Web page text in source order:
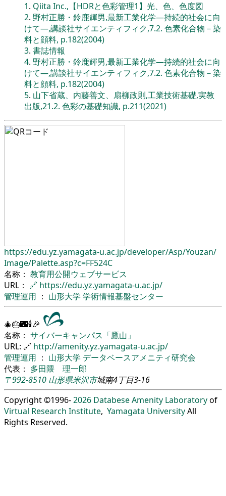
1. Qiita Inc.,【HDRと色彩管理1】光、色、色度図
2. 野村正勝・鈴鹿輝男,最新工業化学―持続的社会に向
けて―,講談社サイエンティフィク,7.2. 色素化合物－染
料と顔料, p.182(2004)
3. 書誌情報
4. 野村正勝・鈴鹿輝男,最新工業化学―持続的社会に向
けて―,講談社サイエンティフィク,7.2. 色素化合物－染
料と顔料, p.182(2004)
5. 山下省蔵、内藤善文、扇柳政則,工業技術基礎,実教
出版,21.2. 色彩の基礎知識, p.211(2021)
https://edu.yz.yamagata-u.ac.jp/developer/Asp/Youzan/
Image/Palette.asp?c=FF524C
名称： 教育用公開ウェブサービス
URL： 🔗 https://edu.yz.yamagata-u.ac.jp/
管理運用 ： 山形大学 学術情報基盤センター
🎄🎂🌃🕯🎉
名称： サイバーキャンパス「鷹山」
URL: 🔗 http://amenity.yz.yamagata-u.ac.jp/
管理運用 ： 山形大学 データベースアメニティ研究会
代表： 多田隈 理一郎
〒992-8510 山形県米沢市城南4丁目3-16
Copyright ©1996-2026 Databese Amenity Laboratoryof
Virtual Research Institute, Yamagata UniversityAll
Rights Reserved.